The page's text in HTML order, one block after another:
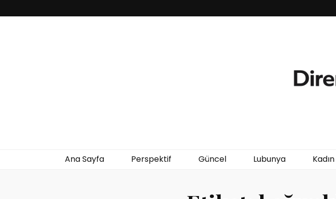
Ana Sayfa Perspektif Güncel Lubunya Kadın